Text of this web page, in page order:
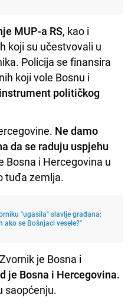
MUP-a RS, kao i
koji su učestvovali u
Policija se finansira
koji vole Bosnu i
političkog
Ne damo
da se raduju uspjehu
Bosna i Hercegovina u
tuđa zemlja.
"ugasila" slavlje građana:
ako se Bošnjaci vesele?"
je Bosna i
je Bosna i Hercegovina.
saopćenju.